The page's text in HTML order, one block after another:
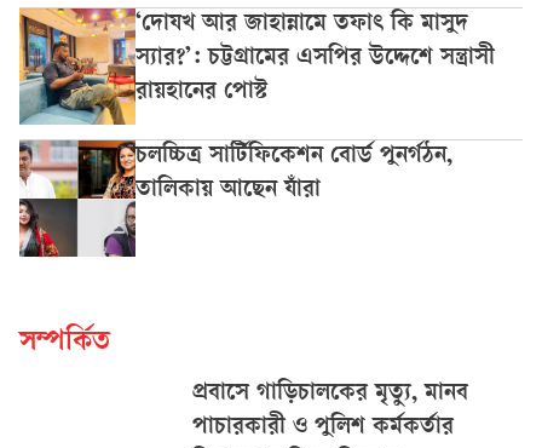
‘দোযখ আর জাহান্নামে তফাৎ কি মাসুদ
স্যার?’: চট্টগ্রামের এসপির উদ্দেশে সন্ত্রাসী
রায়হানের পোস্ট
চলচ্চিত্র সার্টিফিকেশন বোর্ড পুনর্গঠন,
তালিকায় আছেন যাঁরা
সম্পর্কিত
প্রবাসে গাড়িচালকের মৃত্যু, মানব
পাচারকারী ও পুলিশ কর্মকর্তার